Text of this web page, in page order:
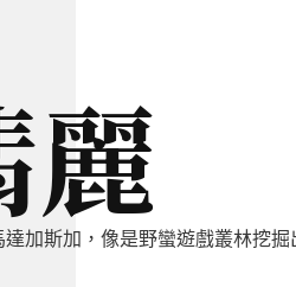
麗
加斯加，像是野蠻遊戲叢林挖